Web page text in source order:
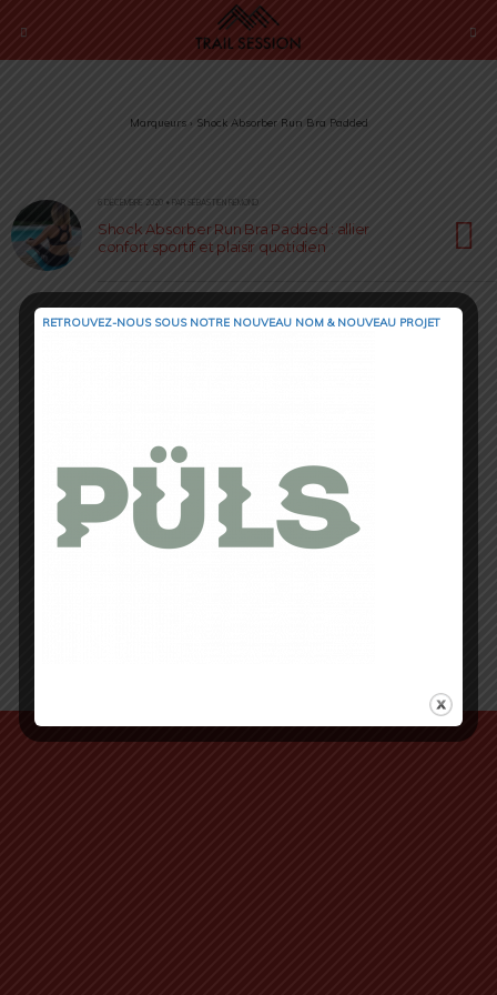
Marqueurs › Shock Absorber Run Bra Padded
6 DÉCEMBRE 2020 • PAR SÉBASTIEN RÉMOND
Shock Absorber Run Bra Padded : allier
confort sportif et plaisir quotidien
RETROUVEZ-NOUS SOUS NOTRE NOUVEAU NOM & NOUVEAU PROJET